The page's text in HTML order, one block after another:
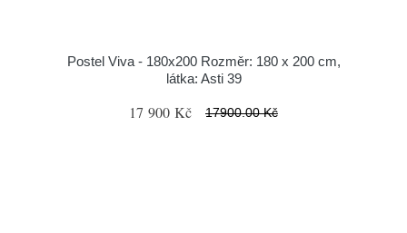
Postel Viva - 180x200 Rozměr: 180 x 200 cm,
látka: Asti 39
17 900 Kč 17900.00 Kč